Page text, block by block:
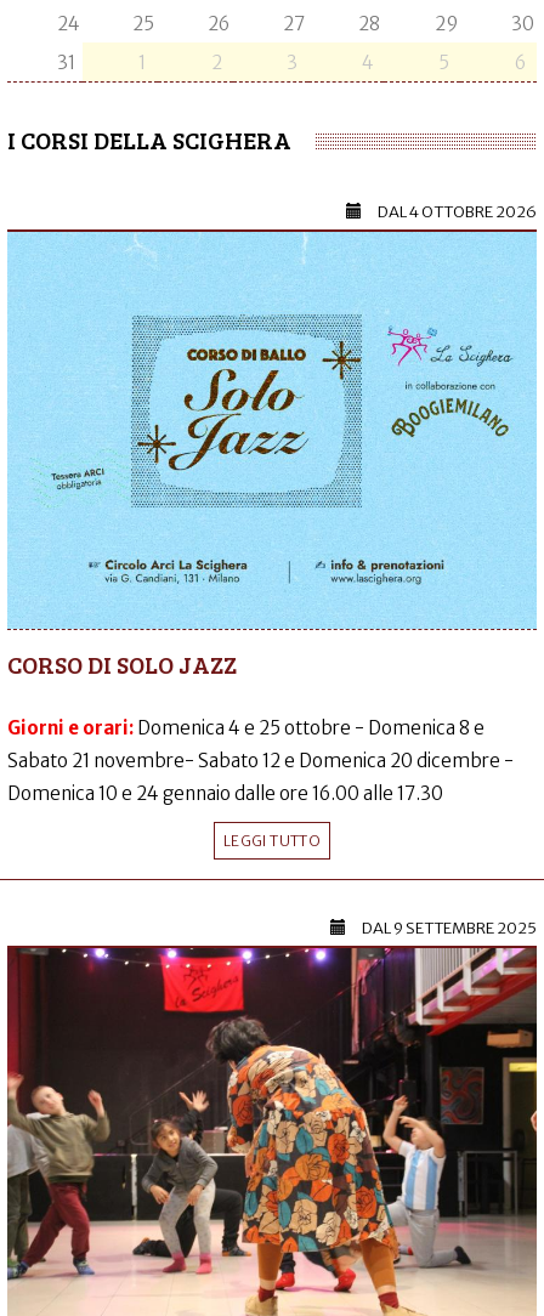
24 25 26 27 28 29
30
31
1 2 3 4 5 6
I CORSI DELLA SCIGHERA
DAL4 OTTOBRE 2026
CORSO DI SOLO JAZZ
Giorni e orari: Domenica 4 e 25 ottobre - Domenica 8 e
Sabato 21 novembre- Sabato 12 e Domenica 20 dicembre -
Domenica 10 e 24 gennaio dalle ore 16.00 alle 17.30
LEGGI TUTTO
DAL9 SETTEMBRE 2025